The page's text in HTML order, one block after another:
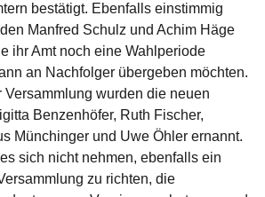
bestätigt. Ebenfalls einstimmig
Manfred Schulz und Achim Häge
ihr Amt noch eine Wahlperiode
an Nachfolger übergeben möchten.
Versammlung wurden die neuen
Benzenhöfer, Ruth Fischer,
Münchinger und Uwe Öhler ernannt.
sich nicht nehmen, ebenfalls ein
zu richten, die